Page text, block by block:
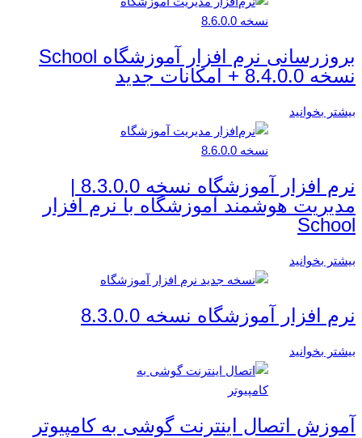
بروزرسانی نرم افزار آموزشگاه School
نسخه 8.4.0.0 + امکانات جدید
بیشتر بخوانید
نرم افزار آموزشگاه نسخه 8.3.0.0 |
مدیریت هوشمند آموزشگاه با نرم افزار
School
بیشتر بخوانید
نرم افزار آموزشگاه نسخه 8.3.0.0
بیشتر بخوانید
آموزش اتصال اینترنت گوشی به کامپیوتر